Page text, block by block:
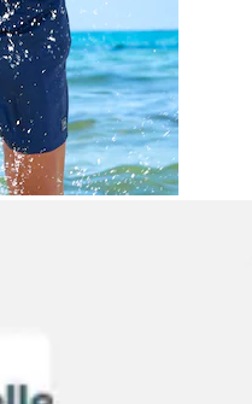
regular-fit« Chinohose aus